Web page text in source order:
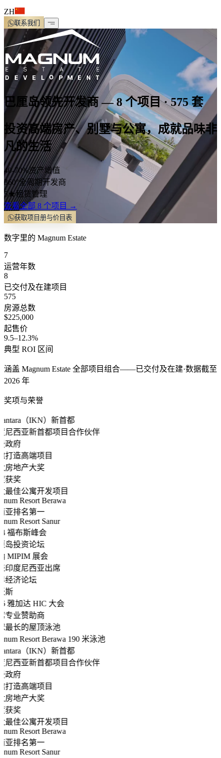
ZH
联系我们
巴厘岛领先开发商 — 8 个项目 · 575 套
投资高端房产、别墅与公寓，成就品味非
凡的生活
40-70%资产增值
360°全周期开发商
5★租赁管理
查看全部 8 个项目 →
获取项目册与价目表
数字里的 Magnum Estate
7
运营年数
8
已交付及在建项目
575
房源总数
$225,000
起售价
9.5–12.3%
典型 ROI 区间
涵盖 Magnum Estate 全部项目组合——已交付及在建·数据截至
2026 年
奖项与荣誉
（IKN）新首都
尼西亚新首都项目合作伙伴
政府
打造高端项目
房地产大奖
获奖
最佳公寓开发项目
Resort Berawa
亚排名第一
Resort Sanur
福布斯峰会
岛投资论坛
MIPIM 展会
印度尼西亚出席
经济论坛
斯
雅加达 HIC 大会
专业赞助商
最长的屋顶泳池
Resort Berawa 190 米泳池
（IKN）新首都
尼西亚新首都项目合作伙伴
政府
打造高端项目
房地产大奖
获奖
最佳公寓开发项目
Resort Berawa
亚排名第一
Resort Sanur